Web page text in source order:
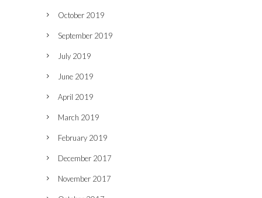
October 2019
September 2019
July 2019
June 2019
April 2019
March 2019
February 2019
December 2017
November 2017